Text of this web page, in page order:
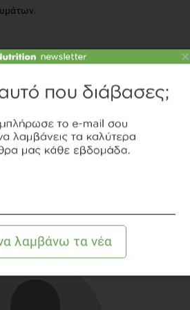
αποκατάσταση και έκβαση της
βελτίωση της ποιότητας ζωής, που
" Nutrition in children with cancer",
acs/groups/cid/documents/webcontent/
×